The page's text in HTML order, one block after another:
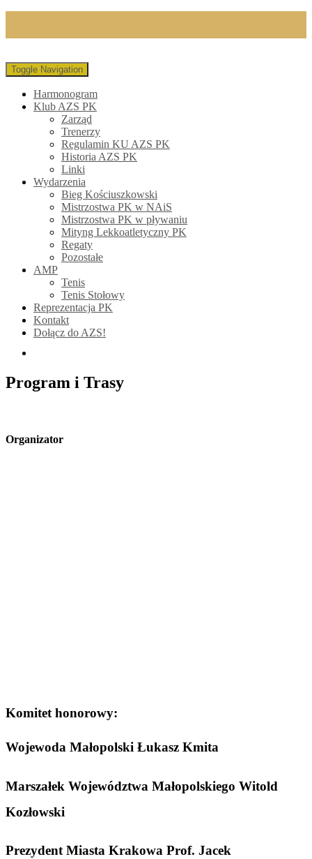
Toggle Navigation
Harmonogram
Klub AZS PK
Zarząd
Trenerzy
Regulamin KU AZS PK
Historia AZS PK
Linki
Wydarzenia
Bieg Kościuszkowski
Mistrzostwa PK w NAiS
Mistrzostwa PK w pływaniu
Mityng Lekkoatletyczny PK
Regaty
Pozostałe
AMP
Tenis
Tenis Stołowy
Reprezentacja PK
Kontakt
Dołącz do AZS!
Program i Trasy
Organizator
Komitet honorowy:
Wojewoda Małopolski Łukasz Kmita
Marszałek Województwa Małopolskiego Witold
Kozłowski
Prezydent Miasta Krakowa Prof. Jacek